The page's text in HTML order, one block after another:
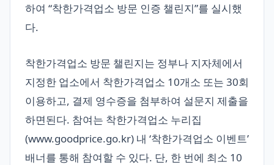
하여 “착한가격업소 방문 인증 챌린지”를 실시했
다.
착한가격업소 방문 챌린지는 정부나 지자체에서
지정한 업소에서 착한가격업소 10개소 또는 30회
이용하고, 결제 영수증을 첨부하여 설문지 제출을
하면된다. 참여는 착한가격업소 누리집
(www.goodprice.go.kr) 내 ‘착한가격업소 이벤트’
배너를 통해 참여할 수 있다. 단, 한 번에 최소 10